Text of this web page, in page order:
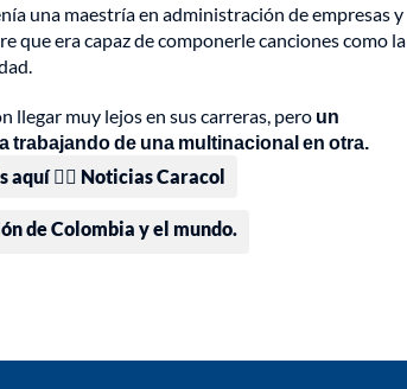
una maestría en administración de empresas y
que era capaz de componerle canciones como la
llegar muy lejos en sus carreras, pero un
de una multinacional en otra.
👉🏻 Noticias Caracol
de Colombia y el mundo.